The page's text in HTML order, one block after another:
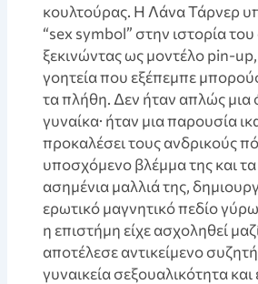
κουλτούρας. Η Λάνα Τάρνερ
“sex symbol” στην ιστορία του
ξεκινώντας ως μοντέλο pin-
γοητεία που εξέπεμπε
τα πλήθη. Δεν ήταν απλώς
γυναίκα· ήταν μια παρουσία
προκαλέσει τους ανδρικούς
υποσχόμενο βλέμμα της και
ασημένια μαλλιά της,
ερωτικό μαγνητικό πεδίο
η επιστήμη είχε ασχοληθεί
αποτέλεσε αντικείμενο
γυναικεία σεξουαλικότητα